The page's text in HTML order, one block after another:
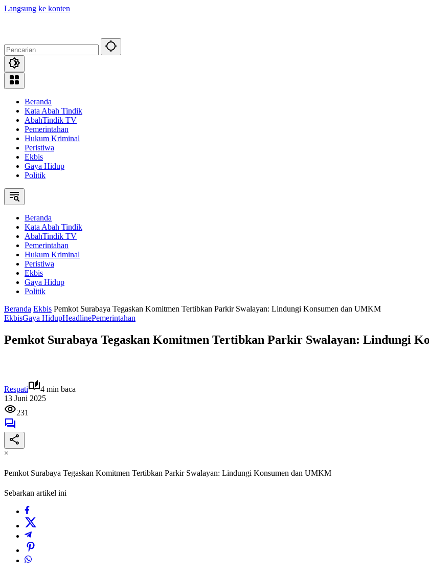
Langsung ke konten
Beranda
Kata Abah Tindik
AbahTindik TV
Pemerintahan
Hukum Kriminal
Peristiwa
Ekbis
Gaya Hidup
Politik
Beranda
Kata Abah Tindik
AbahTindik TV
Pemerintahan
Hukum Kriminal
Peristiwa
Ekbis
Gaya Hidup
Politik
Beranda Ekbis Pemkot Surabaya Tegaskan Komitmen Tertibkan Parkir Swalayan: Lindungi Konsumen dan UMKM
EkbisGaya HidupHeadlinePemerintahan
Pemkot Surabaya Tegaskan Komitmen Tertibkan Parkir Swalayan: Lindungi
Respati
4 min baca
13 Juni 2025
231
×
Pemkot Surabaya Tegaskan Komitmen Tertibkan Parkir Swalayan: Lindungi Konsumen dan UMKM
Sebarkan artikel ini